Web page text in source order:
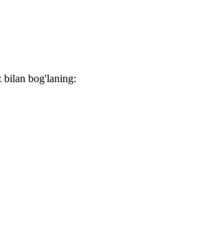
bilan bog'laning: